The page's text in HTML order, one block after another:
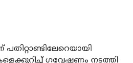
ഗവേഷണം നടത്തി